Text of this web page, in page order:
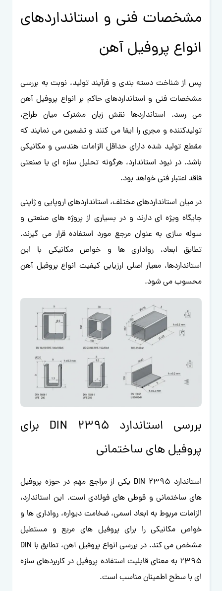
مشخصات فنی و استانداردهای
انواع پروفیل آهن
پس از شناخت دسته بندی و فرآیند تولید، نوبت به بررسی
مشخصات فنی و استانداردهای حاکم بر انواع پروفیل آهن
می رسد. استانداردها نقش زبان مشترک میان طراح،
تولیدکننده و مجری را ایفا می کنند و تضمین می نمایند که
مقطع تولید شده دارای حداقل الزامات هندسی و مکانیکی
باشد. در نبود استاندارد، هرگونه تحلیل سازه ای یا صنعتی
فاقد اعتبار فنی خواهد بود.
در میان استانداردهای مختلف، استانداردهای اروپایی و ژاپنی
جایگاه ویژه ای دارند و در بسیاری از پروژه های صنعتی و
سوله سازی به عنوان مرجع مورد استفاده قرار می گیرند.
تطابق ابعاد، رواداری ها و خواص مکانیکی با این
استانداردها، معیار اصلی ارزیابی کیفیت انواع پروفیل آهن
محسوب می شود.
بررسی استاندارد DIN 2395 برای
پروفیل های ساختمانی
استاندارد DIN 2395 یکی از مراجع مهم در حوزه پروفیل
های ساختمانی و قوطی های فولادی است. این استاندارد،
الزامات مربوط به ابعاد اسمی، ضخامت دیواره، رواداری ها و
خواص مکانیکی را برای پروفیل های مربع و مستطیل
مشخص می کند. در بررسی انواع پروفیل آهن، تطابق با DIN
2395 به معنای قابلیت استفاده پروفیل در کاربردهای سازه
ای با سطح اطمینان مناسب است.